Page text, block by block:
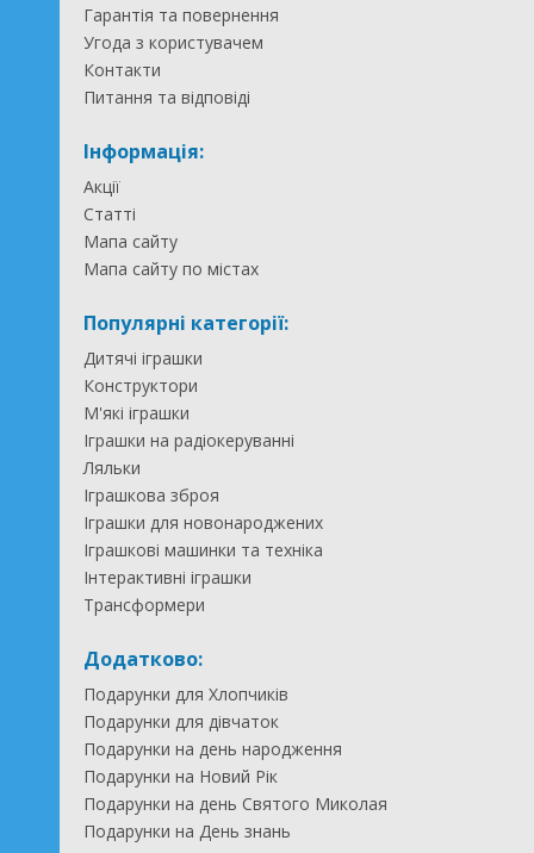
Гарантія та повернення
Угода з користувачем
Контакти
Питання та відповіді
Інформація:
Акції
Статті
Мапа сайту
Мапа сайту по містах
Популярні категорії:
Дитячі іграшки
Конструктори
М'які іграшки
Іграшки на радіокеруванні
Ляльки
Іграшкова зброя
Іграшки для новонароджених
Іграшкові машинки та техніка
Інтерактивні іграшки
Трансформери
Додатково:
Подарунки для Хлопчиків
Подарунки для дівчаток
Подарунки на день народження
Подарунки на Новий Рік
Подарунки на день Святого Миколая
Подарунки на День знань